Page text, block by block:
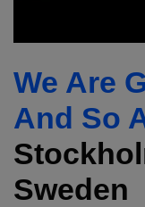
We Are
And So
Sweden